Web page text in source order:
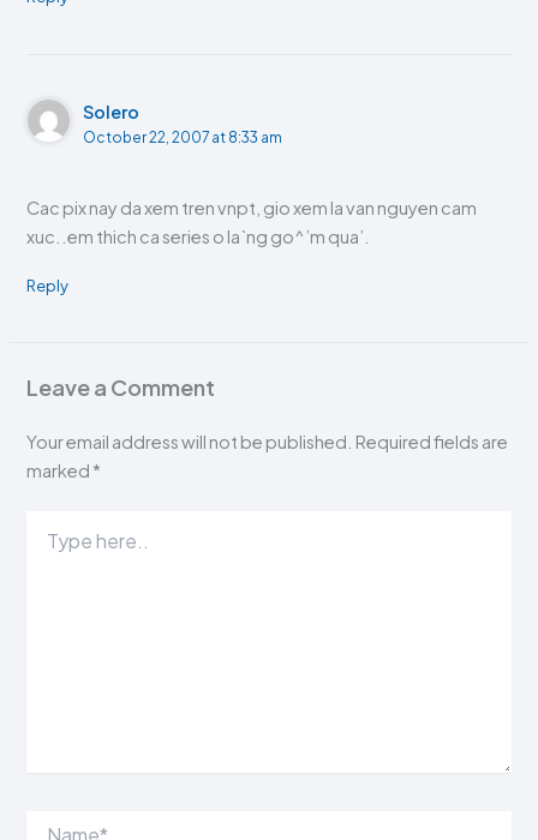
Solero
October 22, 2007 at 8:33 am
Cac pix nay da xem tren vnpt, gio xem la van nguyen cam
xuc..em thich ca series o la`ng go^’m qua’.
Reply
Leave a Comment
Your email address will not be published. Required fields are
marked *
here..